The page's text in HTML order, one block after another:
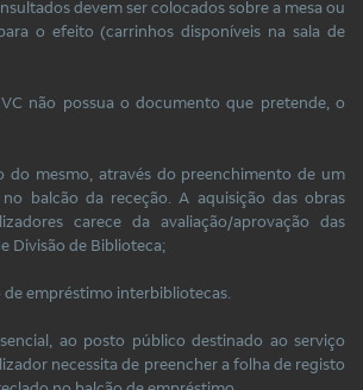
devem ser colocados sobre a mesa ou
o efeito (carrinhos disponíveis na sala de
não possua o documento que pretende, o
do mesmo, através do preenchimento de um
balcão da receção. A aquisição das obras
carece da avaliação/aprovação das
Divisão de Biblioteca;
empréstimo interbibliotecas.
ao posto público destinado ao serviço
necessita de preencher a folha de registo